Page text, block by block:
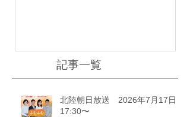
記事一覧
北陸朝日放送 2026年7月17日
17:30〜